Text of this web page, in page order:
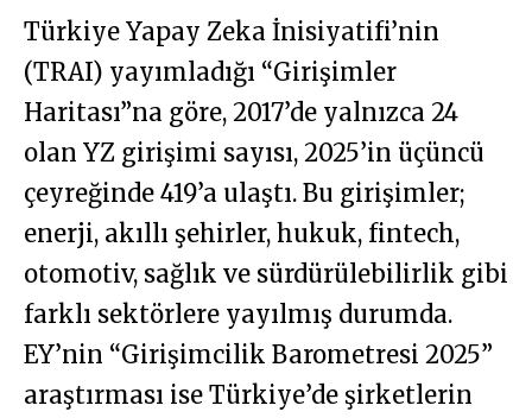
Türkiye Yapay Zeka İnisiyatifi’nin
(TRAI) yayımladığı “Girişimler
Haritası”na göre, 2017’de yalnızca 24
olan YZ girişimi sayısı, 2025’in üçüncü
çeyreğinde 419’a ulaştı. Bu girişimler;
enerji, akıllı şehirler, hukuk, fintech,
otomotiv, sağlık ve sürdürülebilirlik gibi
farklı sektörlere yayılmış durumda.
EY’nin “Girişimcilik Barometresi 2025”
araştırması ise Türkiye’de şirketlerin